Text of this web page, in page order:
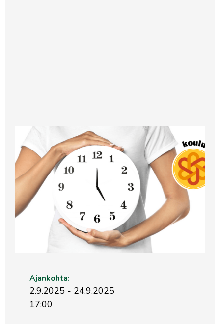
Ajankohta:
2.9.2025 - 24.9.2025
17:00